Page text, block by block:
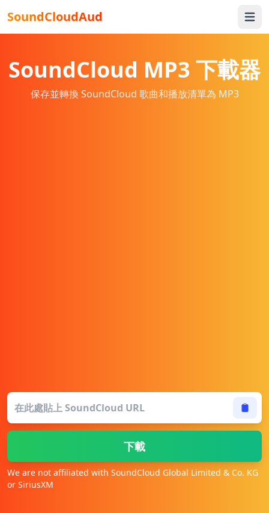
SoundCloudAud Open
SoundCloud MP3 下載器
保存並轉換 SoundCloud 歌曲和播放清單為 MP3
下載
We are not affiliated with SoundCloud Global Limited & Co. KG
or SiriusXM